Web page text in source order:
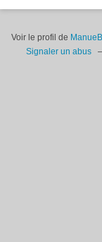
Voir le profil de ManueB
Signaler un abus